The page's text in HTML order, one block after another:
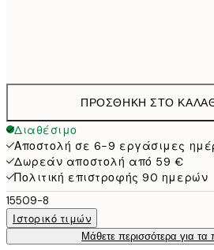
ΠΡΟΣΘΉΚΗ ΣΤΟ
Διαθέσιμο
Αποστολή σε 6-9 εργάσιμες
Δωρεάν αποστολή από 59 €
Πολιτική επιστροφής 90 ημερών
15509-8
Ιστορικό τιμών
Μάθετε περισσότερα για τα